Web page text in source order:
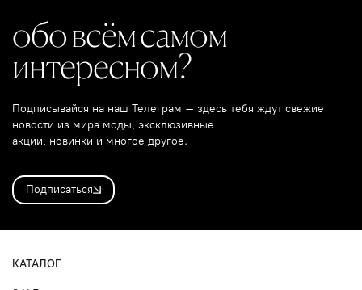
обо всём самом
интересном?
Подписывайся на наш Телеграм – здесь тебя ждут свежие
новости из мира моды, эксклюзивные
акции, новинки и многое другое.
Подписаться
КАТАЛОГ